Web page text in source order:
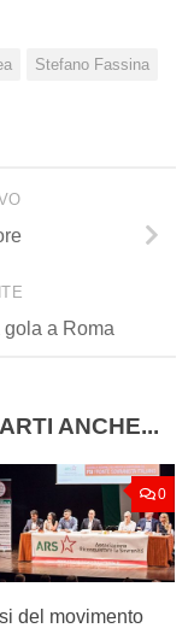
Stefano Fassina
gola a Roma
ANCHE...
0
del movimento